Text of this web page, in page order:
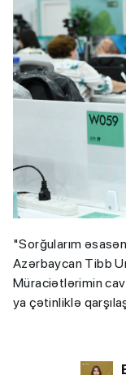
"Sorğularım
Azərbaycan Tibb
Müraciətlərimin
ya çətinliklə